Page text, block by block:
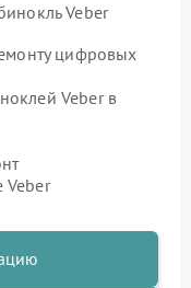
Veber
цифровых
Veber в
Veber